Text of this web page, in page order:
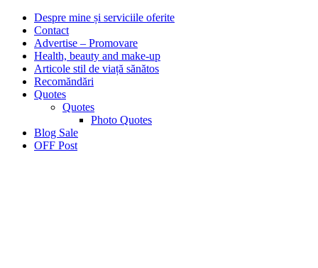
Despre mine și serviciile oferite
Contact
Advertise – Promovare
Health, beauty and make-up
Articole stil de viață sănătos
Recomăndări
Quotes
Quotes
Photo Quotes
Blog Sale
OFF Post